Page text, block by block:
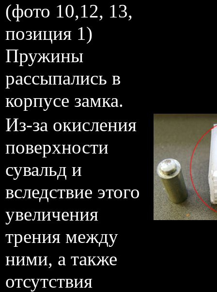
(фото 10,12, 13,
позиция 1)
Пружины
рассыпались в
корпусе замка.
Из-за окисления
поверхности
сувальд и
вследствие этого
увеличения
трения между
ними, а также
отсутствия